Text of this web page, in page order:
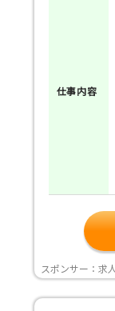
仕事内容
スポンサー：求